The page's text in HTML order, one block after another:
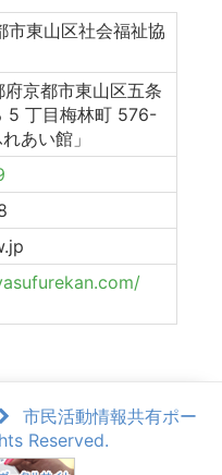
市東山区社会福祉協
京都市東山区五条
5 丁目梅林町 576-
あい館」
市民活動情報共有ポー
Reserved.